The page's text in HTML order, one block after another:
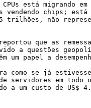
está migrando em
vendendo chips;
não
que as
a questões
papel a
se já estivesse
servidores em
a um custo de